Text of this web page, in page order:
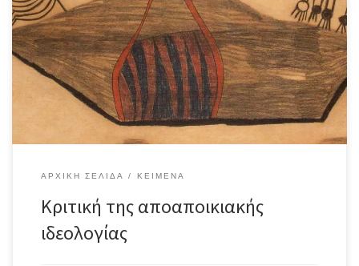
στα πλαίσια του τριημέρου “3 ημέρες για τον πόλεμο, τον
εθνικισμό και άλλα δεινά 24-26/10 από την ομάδα RevDev” στην
κατάληψη Φάμπρικα Υφανέτ Η γοητεία της «αποαποικιακής
θεωρίας» σε μια εποχή ιδεολογικής σύγχυσης Τα τελευταία
χρόνια, ο λόγος περί «αποαποικιοποίησης» έχει καταλάβει
δεσπόζουσα θέση στον ακαδημαϊκό χώρο και στα κοινωνικά
κινήματα, παρουσιαζόμενος ως μια νέα, ριζοσπαστική γλώσσα
χειραφέτησης. Η απήχησή του είναι αδιαμφισβήτητη.
Προσφέροντας ένα πλαίσιο για την κριτική της αποκαλούμενης
ΑΡΧΙΚΉ ΣΕΛΊΔΑ ΚΕΊΜΕΝΑ
Κριτική της αποαποικιακής
ιδεολογίας